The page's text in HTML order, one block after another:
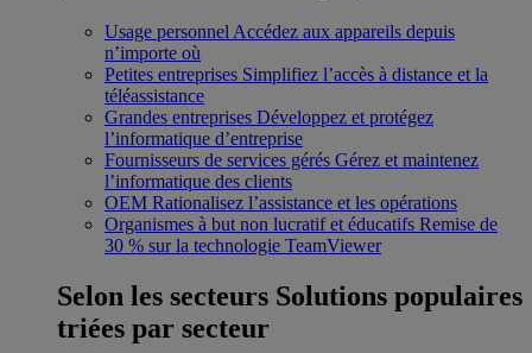
Usage personnel Accédez aux appareils depuis
n’importe où
Petites entreprises Simplifiez l’accès à distance et la
téléassistance
Grandes entreprises Développez et protégez
l’informatique d’entreprise
Fournisseurs de services gérés Gérez et maintenez
l’informatique des clients
OEM Rationalisez l’assistance et les opérations
Organismes à but non lucratif et éducatifs Remise de
30 % sur la technologie TeamViewer
Selon les secteurs Solutions populaires
triées par secteur